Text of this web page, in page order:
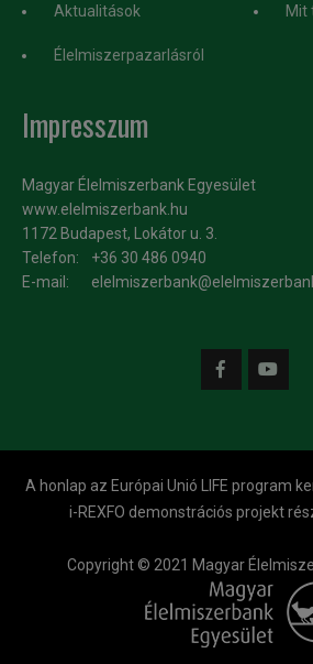
Aktualitások
Élelmiszerpazarlásról
Mit
Impresszum
Magyar Élelmiszerbank Egyesület
www.elelmiszerbank.hu
1172 Budapest, Lokátor u. 3.
Telefon:
+36 30 486 0940
E-mail:
A honlap az Európai Unió LIFE program
i-REXFO demonstrációs projekt
Copyright © 2021 Magyar